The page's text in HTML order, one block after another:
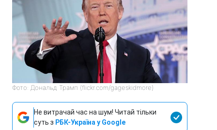
Фото: Дональд Трамп (flickr.com/gageskidmore)
Не витрачай час на шум! Читай тільки
суть з РБК-Україна у Google